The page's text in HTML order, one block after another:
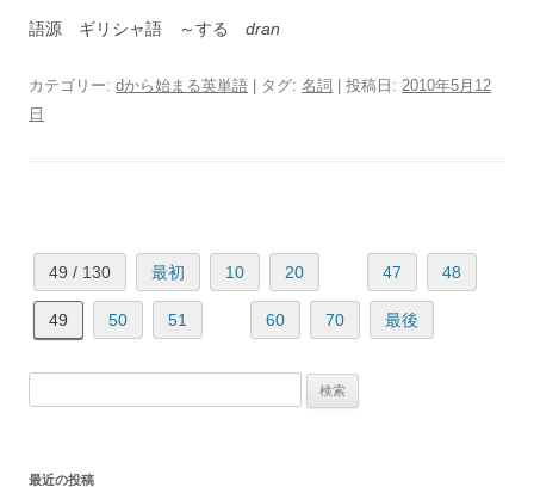
語源 ギリシャ語 ～する dran
カテゴリー: dから始まる英単語 | タグ: 名詞 | 投稿日: 2010年5月12
日
49 / 130 最初 10 20 47 48
49 50 51 60 70 最後
最近の投稿